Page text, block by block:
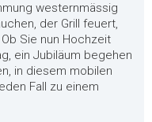
westernmässig
der Grill feuert,
Sie nun Hochzeit
ein Jubiläum begehen
in diesem mobilen
Fall zu einem